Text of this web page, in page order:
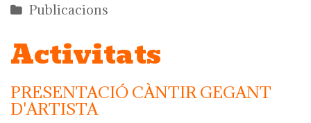
Publicacions
Activitats
PRESENTACIÓ CÀNTIR GEGANT
D'ARTISTA